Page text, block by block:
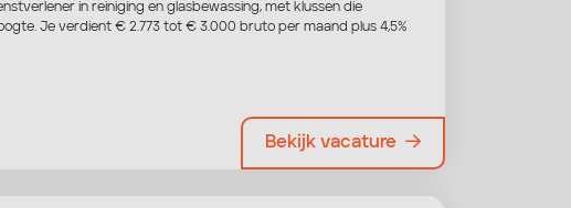
in reiniging en glasbewassing, met klussen die
Je verdient € 2.773 tot € 3.000 bruto per maand plus 4,5%
Bekijk vacature